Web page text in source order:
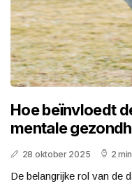
Hoe beïnvloedt
mentale
28 oktober 2025 2
De belangrijke rol van de